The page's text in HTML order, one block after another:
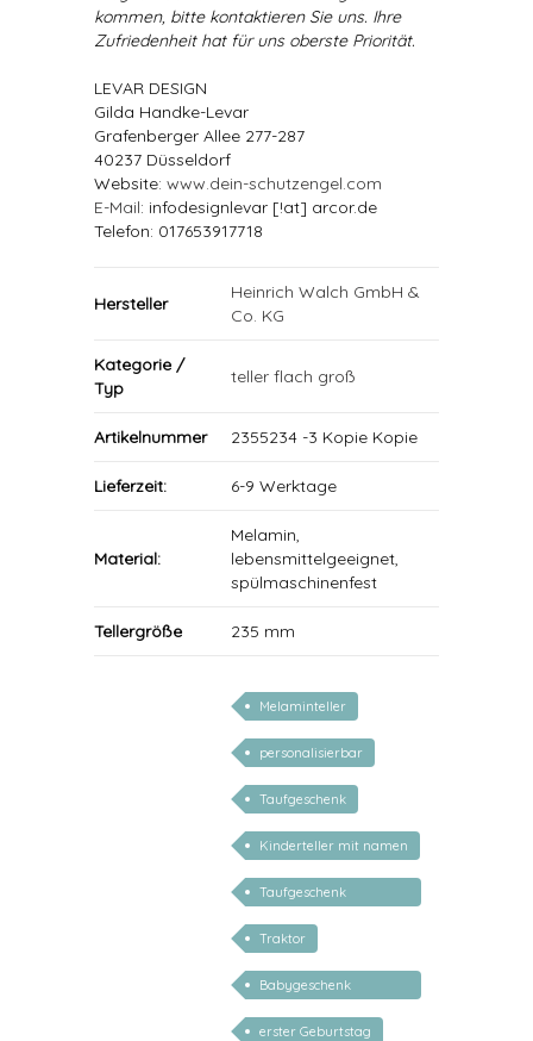
kommen, bitte kontaktieren Sie uns. Ihre
Zufriedenheit hat für uns oberste Priorität.
LEVAR DESIGN
Gilda Handke-Levar
Grafenberger Allee 277-287
40237 Düsseldorf
Website: www.dein-schutzengel.com
E-Mail: infodesignlevar [!at] arcor.de
Telefon: 017653917718
Hersteller
Heinrich Walch GmbH &
Co. KG
Kategorie /
Typ
teller flach groß
Artikelnummer 2355234 -3 Kopie Kopie
Lieferzeit: 6-9 Werktage
Material:
Melamin,
lebensmittelgeeignet,
spülmaschinenfest
Tellergröße 235 mm
Melaminteller
personalisierbar
Taufgeschenk
Kinderteller mit namen
Taufgeschenk
personalisiert
Traktor
Babygeschenk
personalisiert
erster Geburtstag